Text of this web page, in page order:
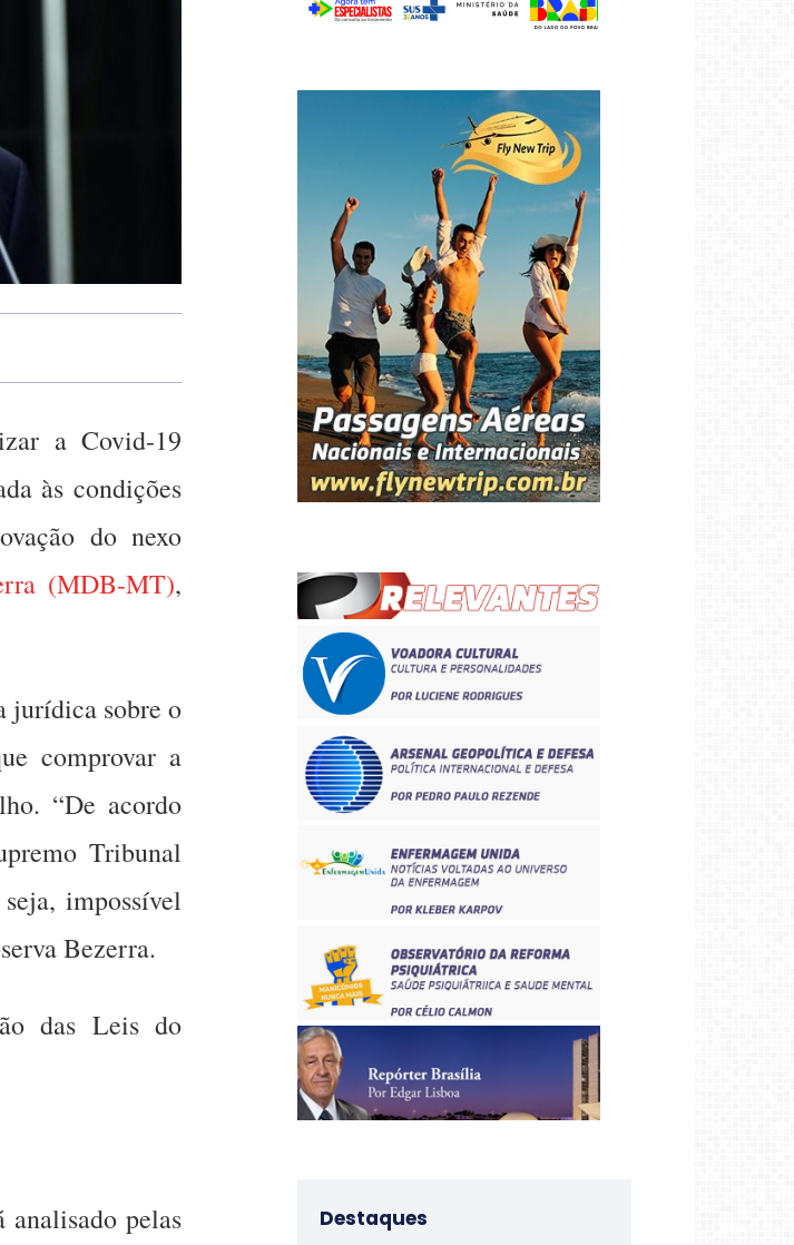
a Covid-19
às condições
do nexo
(MDB-MT),
jurídica sobre o
comprovar a
“De acordo
Tribunal
impossível
Bezerra.
das Leis do
analisado pelas
Destaques